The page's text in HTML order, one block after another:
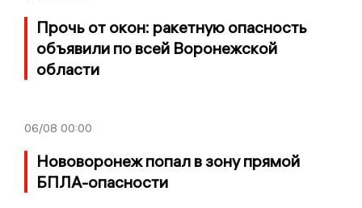
Прочь от окон: ракетную опасность
объявили по всей Воронежской
области
06/08 00:00
Нововоронеж попал в зону прямой
БПЛА-опасности